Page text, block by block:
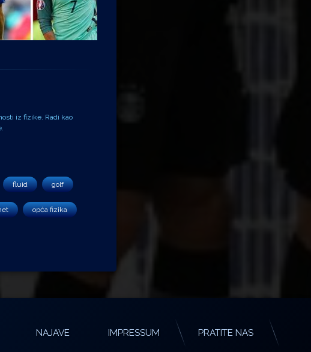
iz fizike. Radi kao
fluid golf
opća fizika
NAJAVE IMPRESSUM PRATITE NAS